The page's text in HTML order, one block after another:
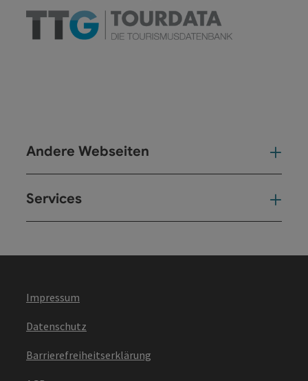
Andere Webseiten
Services
Impressum
Datenschutz
Barrierefreiheitserklärung